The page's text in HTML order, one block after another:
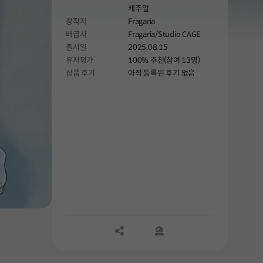
캐주얼
창작자
Fragaria
배급사
Fragaria/Studio CAGE
출시일
2025.08.15
유저평가
100% 추천(참여 13명)
상품 후기
아직 등록된 후기 없음
공유하기신고하기